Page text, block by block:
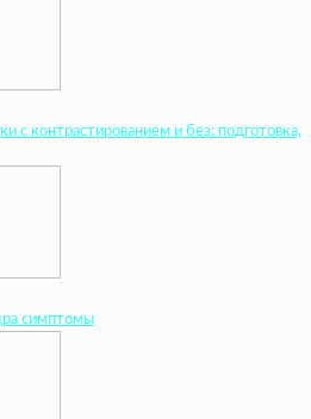
с контрастированием и без: подготовка,
симптомы